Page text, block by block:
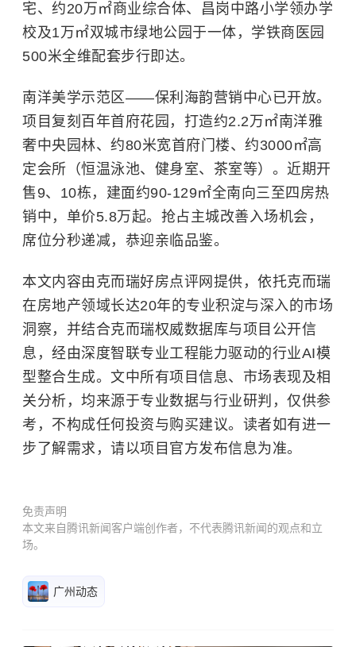
宅、约20万㎡商业综合体、昌岗中路小学领办学
校及1万㎡双城市绿地公园于一体，学铁商医园
500米全维配套步行即达。
南洋美学示范区——保利海韵营销中心已开放。
项目复刻百年首府花园，打造约2.2万㎡南洋雅
奢中央园林、约80米宽首府门楼、约3000㎡高
定会所（恒温泳池、健身室、茶室等）。近期开
售9、10栋，建面约90-129㎡全南向三至四房热
销中，单价5.8万起。抢占主城改善入场机会，
席位分秒递减，恭迎亲临品鉴。
本文内容由克而瑞好房点评网提供，依托克而瑞
在房地产领域长达20年的专业积淀与深入的市场
洞察，并结合克而瑞权威数据库与项目公开信
息，经由深度智联专业工程能力驱动的行业AI模
型整合生成。文中所有项目信息、市场表现及相
关分析，均来源于专业数据与行业研判，仅供参
考，不构成任何投资与购买建议。读者如有进一
步了解需求，请以项目官方发布信息为准。
免责声明
本文来自腾讯新闻客户端创作者，不代表腾讯新闻的观点和立
场。
广州动态